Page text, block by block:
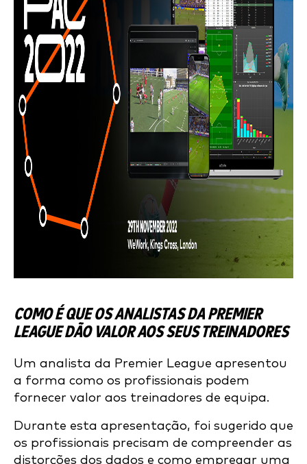
COMO É QUE OS ANALISTAS DA PREMIER
LEAGUE DÃO VALOR AOS SEUS TREINADORES
Um analista da Premier League apresentou
a forma como os profissionais podem
fornecer valor aos treinadores de equipa.
Durante esta apresentação, foi sugerido que
os profissionais precisam de compreender as
distorções dos dados e como empregar uma